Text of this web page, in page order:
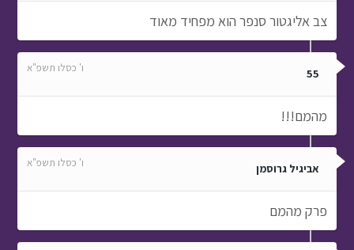
צב אליגטור סנפר הוא מפחיד מאוד
55 ו' כסלו תשפ"א
מהמם!!!
אביגיל גרוסמן ו' כסלו תשפ"א
פרק מהמם